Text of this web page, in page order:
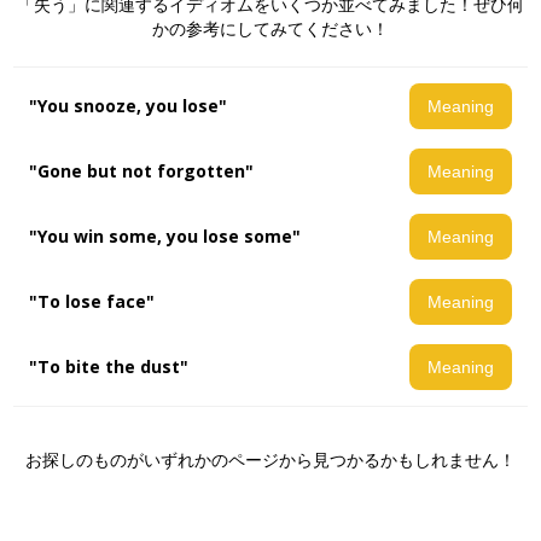
かの参考にしてみてください！
"You snooze, you lose" Meaning
"Gone but not forgotten" Meaning
"You win some, you lose some" Meaning
"To lose face" Meaning
"To bite the dust" Meaning
お探しのものがいずれかのページから見つかるかもしれません！